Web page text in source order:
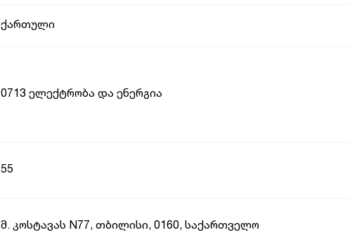
ქართული
0713 ელექტრობა და ენერგია
55
მ. კოსტავას N77, თბილისი, 0160, საქართველო